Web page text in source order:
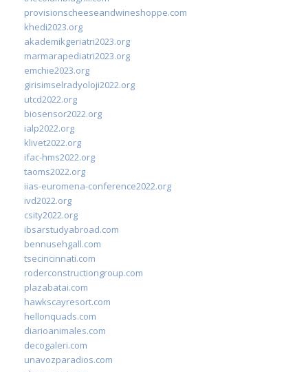
provisionscheeseandwineshoppe.com
khedi2023.org
akademikgeriatri2023.org
marmarapediatri2023.org
emchie2023.org
girisimselradyoloji2022.org
utcd2022.org
biosensor2022.org
ialp2022.org
klivet2022.org
ifac-hms2022.org
taoms2022.org
iias-euromena-conference2022.org
ivd2022.org
csity2022.org
ibsarstudyabroad.com
bennusehgall.com
tsecincinnati.com
roderconstructiongroup.com
plazabatai.com
hawkscayresort.com
hellonquads.com
diarioanimales.com
decogaleri.com
unavozparadios.com